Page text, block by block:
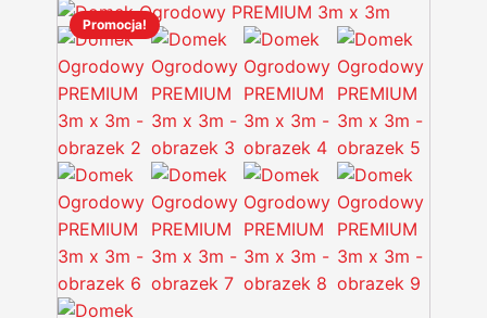
Promocja!